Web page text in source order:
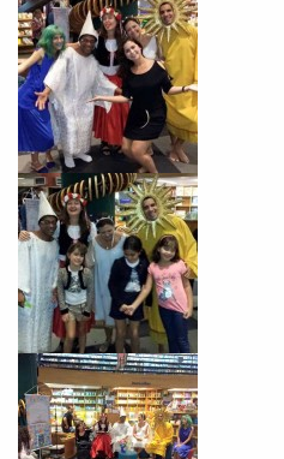
VOLTAR